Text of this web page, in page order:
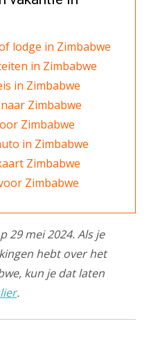
lodge in Zimbabwe
in Zimbabwe
in Zimbabwe
Zimbabwe
Zimbabwe
in Zimbabwe
Zimbabwe
Zimbabwe
29 mei 2024. Als je
hebt over het
kun je dat laten
.